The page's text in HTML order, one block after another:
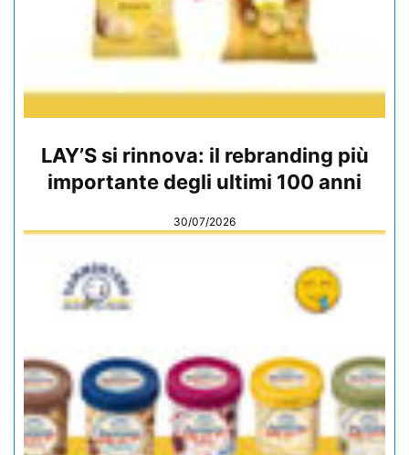
LAY’S si rinnova: il rebranding più
importante degli ultimi 100 anni
30/07/2026